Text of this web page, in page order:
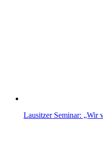
Lausitzer Seminar: „Wir